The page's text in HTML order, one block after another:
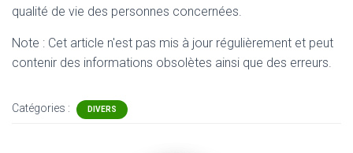
qualité de vie des personnes concernées.
Note : Cet article n'est pas mis à jour régulièrement et peut
contenir des informations obsolètes ainsi que des erreurs.
Catégories : DIVERS